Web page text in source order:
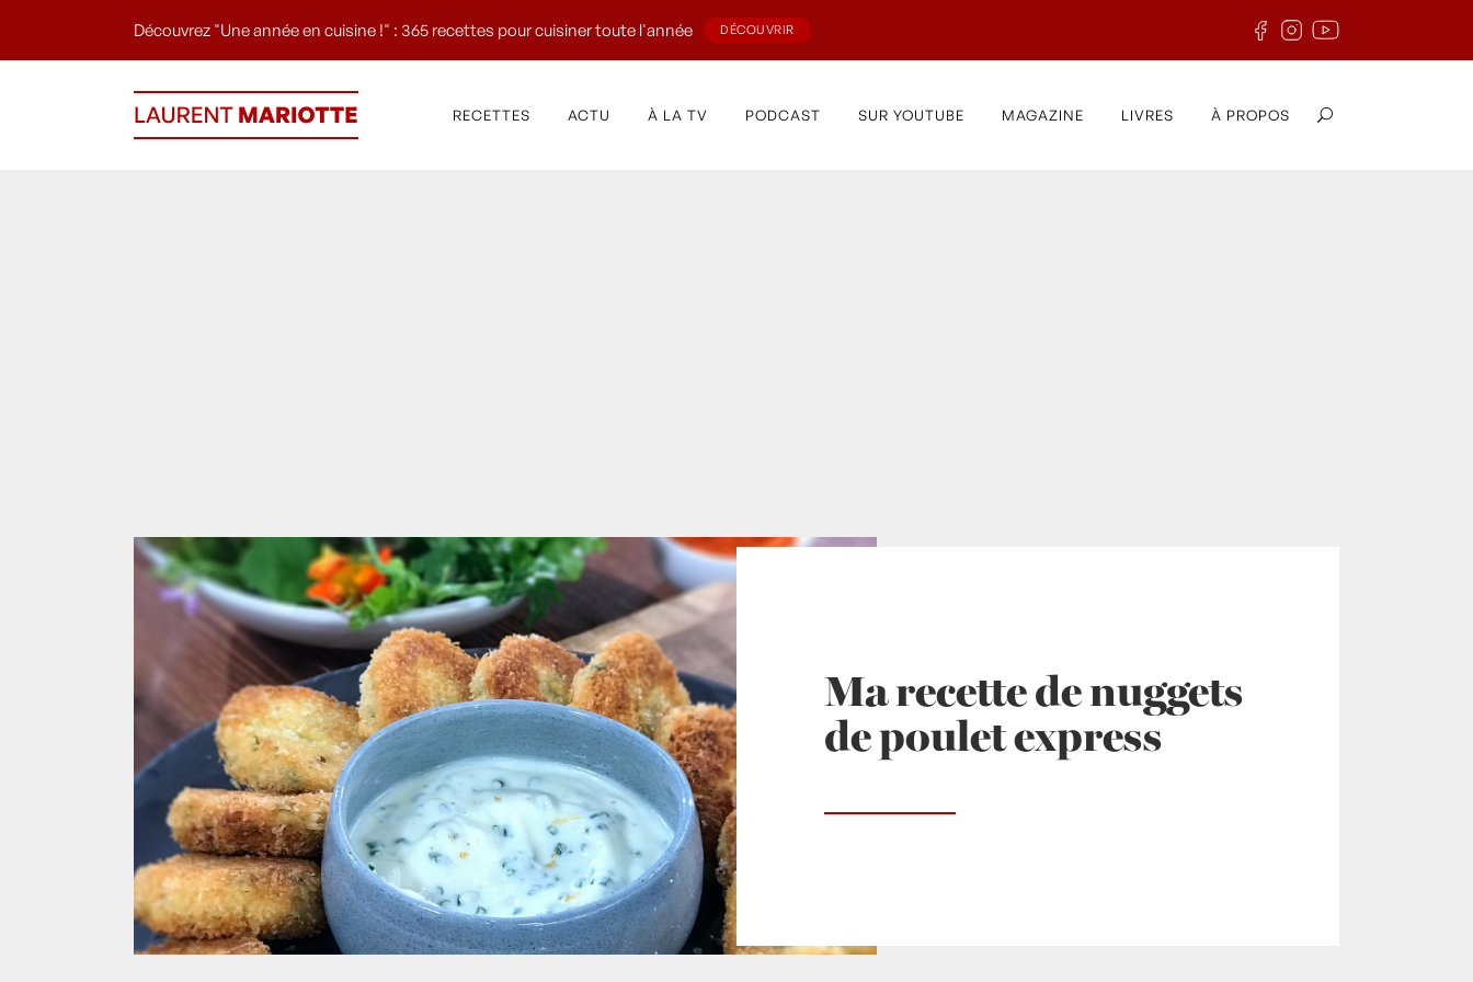
Découvrez "Une année en cuisine !" : 365 recettes pour cuisiner toute l'année DÉCOUVRIR
RECETTES ACTU À LA TV PODCAST SUR YOUTUBE MAGAZINE LIVRES À PROPOS
Ma recette de nuggets
de poulet express